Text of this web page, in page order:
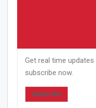
Get real time
subscribe now.
Subscribe